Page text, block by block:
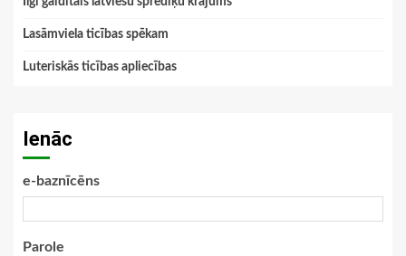
Lasāmviela ticības spēkam
Luteriskās ticības apliecības
Ienāc
e-baznīcēns
Parole